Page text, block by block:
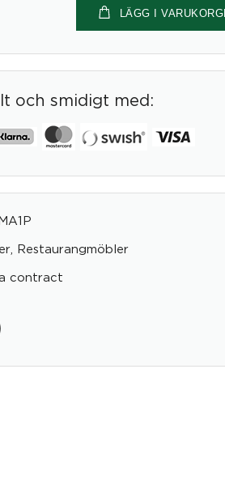
LÄGG I
och smidigt med:
Restaurangmöbler
contract